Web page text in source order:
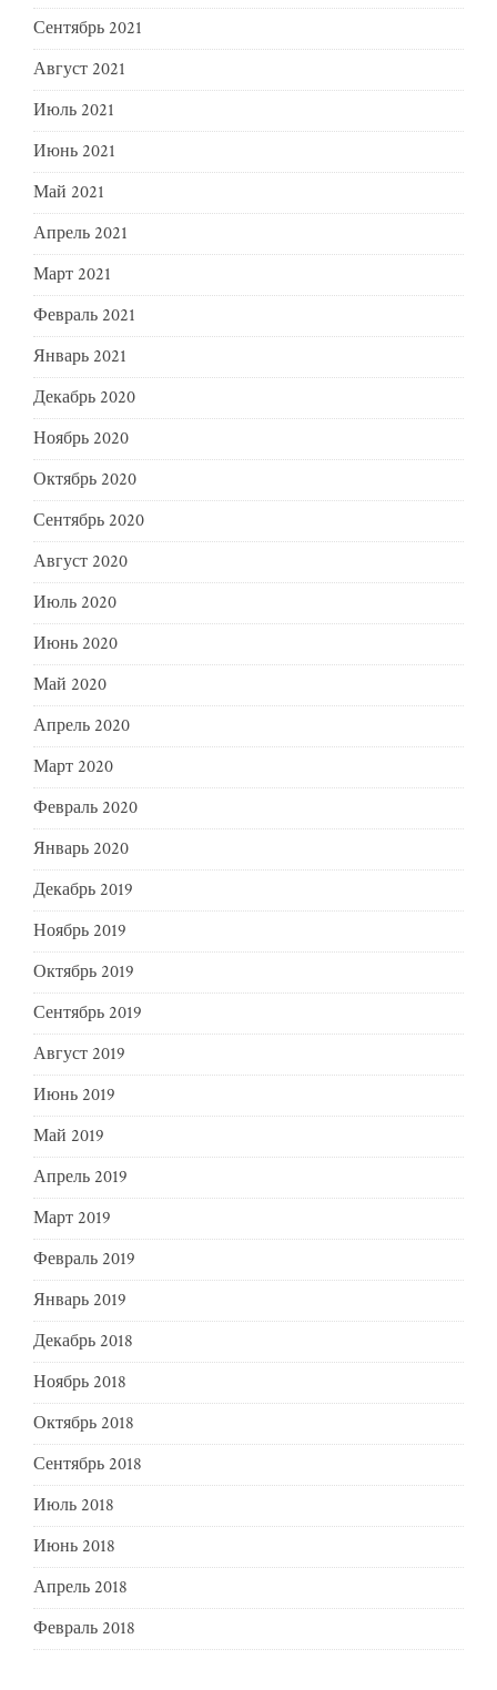
Сентябрь 2021
Август 2021
Июль 2021
Июнь 2021
Май 2021
Апрель 2021
Март 2021
Февраль 2021
Январь 2021
Декабрь 2020
Ноябрь 2020
Октябрь 2020
Сентябрь 2020
Август 2020
Июль 2020
Июнь 2020
Май 2020
Апрель 2020
Март 2020
Февраль 2020
Январь 2020
Декабрь 2019
Ноябрь 2019
Октябрь 2019
Сентябрь 2019
Август 2019
Июнь 2019
Май 2019
Апрель 2019
Март 2019
Февраль 2019
Январь 2019
Декабрь 2018
Ноябрь 2018
Октябрь 2018
Сентябрь 2018
Июль 2018
Июнь 2018
Апрель 2018
Февраль 2018